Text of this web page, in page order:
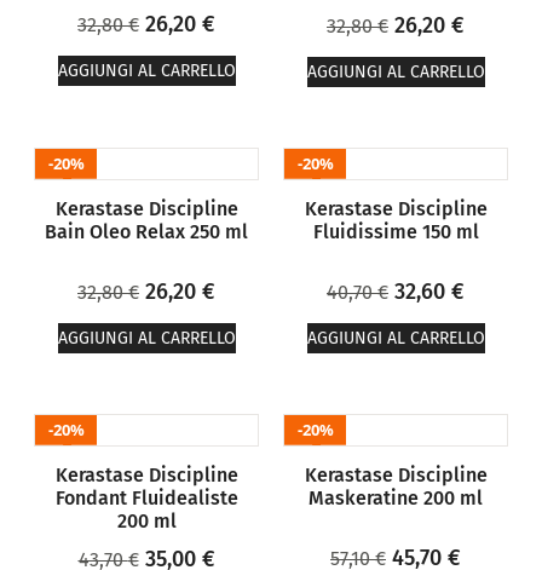
32,80€ 26,20 €
AGGIUNGI AL CARRELLO
32,80€ 26,20 €
AGGIUNGI AL CARRELLO
20%
Kerastase Discipline
Bain Oleo Relax 250 ml
32,80€ 26,20 €
AGGIUNGI AL CARRELLO
20%
Kerastase Discipline
Fluidissime 150 ml
40,70€ 32,60 €
AGGIUNGI AL CARRELLO
20%
Kerastase Discipline
Fondant Fluidealiste
200 ml
43,70€ 35,00 €
20%
Kerastase Discipline
Maskeratine 200 ml
57,10€ 45,70 €